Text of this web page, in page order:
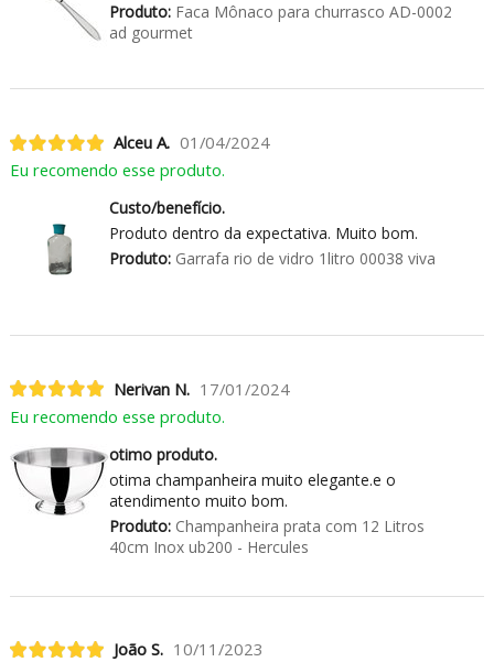
Produto:Faca Mônaco para churrasco AD-0002
ad gourmet
Alceu A. 01/04/2024
Eu recomendo esse produto.
Custo/benefício.
Produto dentro da expectativa. Muito bom.
Produto:Garrafa rio de vidro 1litro 00038 viva
Nerivan N. 17/01/2024
Eu recomendo esse produto.
otimo produto.
otima champanheira muito elegante.e o
atendimento muito bom.
Produto:Champanheira prata com 12 Litros
40cm Inox ub200 - Hercules
João S. 10/11/2023